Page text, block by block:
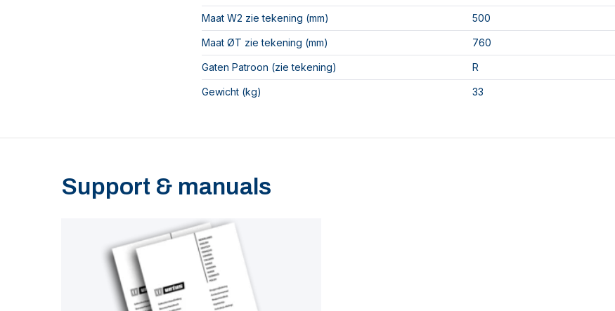
Maat W2 zie tekening (mm) 500
Maat ØT zie tekening (mm) 760
Gaten Patroon (zie tekening) R
Gewicht (kg) 33
Support & manuals